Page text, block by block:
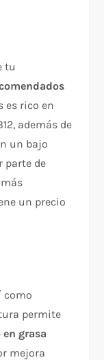
tu
es rico en
además de
un bajo
parte de
un precio
como
permite
grasa
mejora